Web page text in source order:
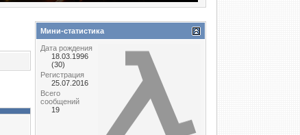
Мини-статистика
Дата рождения
18.03.1996
(30)
Регистрация
25.07.2016
Всего
сообщений
19